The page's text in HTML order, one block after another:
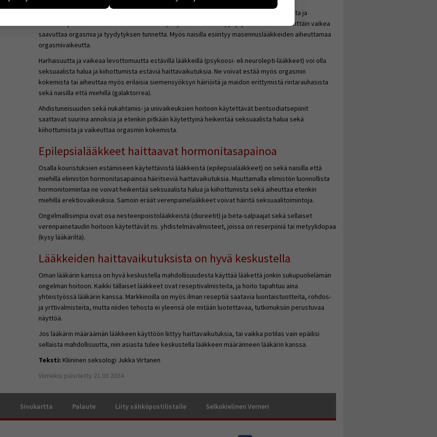
Masennuslääkkeet vaikeuttavat varsin usein miehillä siemensyöksyn ja orgasmin saamista ja
saattavat joskus estää ne kokonaan. Tällöin yhdynnässä tai itsetyydytyksessä voi olla erittäin vaikea
saavuttaa orgasmia ja tyydytyksen tunnetta. Myös naisilla esiintyy masennuslääkkeiden aiheuttamaa
orgasmivaikeutta.
Harhaisuutta ja vaikeaa levottomuutta estävillä lääkkeillä (psykoosi- eli neurolepti-lääkkeet) voi olla
seksuaalista halua ja kiihottumista estäviä haittavaikutuksia. Ne voivat estää myös orgasmin
kokemista tai aiheuttaa myös erilaisia siemensyöksyn häiriöitä ja maidon erittymistä rintarauhasista
sekä naisilla että miehillä (galaktorrea).
Ahdistuneisuuden sekä nukahtamis- ja univaikeuksien hoitoon käytettävät bentsodiatsepiinit
saattavat suurina annoksia ja etenkin pitkään käytettyinä heikentää seksuaalista halua sekä
kiihottumista ja vaikeuttaa orgasmin kokemista.
Epilepsialääkkeet haittaavat hormonitasapainoa
Osalla kouristuksien estämiseen käytettävistä lääkkeistä (epilepsialääkkeet) on sekä naisilla että
miehillä elimistön hormonitasapainoa häiritseviä haittavaikutuksia. Muuttamalla elimistön luonnollista
hormonitoimintaa ne voivat heikentää seksuaalista halua ja kiihottumista sekä aiheuttaa etenkin
miehillä erektiovaikeuksia. Samoin eräät verenpainelääkkeet voivat häiritä seksuaalitoimintoja.
Ongelmallisimpia ovat osa nesteenpoistolääkkeistä (diureetit) ja beta-salpaajat sekä sellaiset
verenpainetaudin hoitoon käytettävät ns. yhdistelmävalmisteet, joissa on reserpiiniä tai metyylidopaa
(kysy lääkäriltä).
Lääkkeiden haittavaikutuksista on hyvä keskustella
Oman lääkärin kanssa on hyvä keskustella mahdollisuudesta käyttää lääkettä jonkin sukupuolielämän
ongelman hoitoon. Kaikki tällaiset lääkkeet ovat reseptivalmisteita, ja hoito tapahtuu aina
yhteistyössä lääkärin kanssa. Markkinoilla on myös ilman reseptiä saatavia luontaistuotteita, rohdos-
ja yrttivalmisteita, mutta niiden tehosta ei yleensä ole mitään luotettavaa, tutkimuksiin perustuvaa
näyttöä.
Jos lääkärin määräämän lääkkeen käyttöön liittyy haittavaikutuksia, tai vaikka potilas vain epäilisi
sellaista mahdollisuutta, niin asiasta tulee keskustella lääkkeen määränneen lääkärin kanssa.
Teksti: Kliininen seksologi Jukka Virtanen
Viimeksi päivitetty 21.03.2024
Sivukartta Palaute Liity sähköpostilistalle Selkokielinen Verneri
ja siitä, mitä sivuja käytetään ja miten sivuilla liikutaan. Emme
näiden evästeiden käytön.